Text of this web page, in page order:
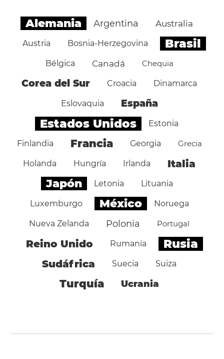
Alemania Argentina Australia
Austria Bosnia-Herzegovina Brasil
Bélgica Canadá Chequia
Corea del Sur Croacia Dinamarca
Eslovaquia España
Estados Unidos Estonia
Finlandia Francia Georgia Grecia
Holanda Hungría Irlanda Italia
Japón Letonia Lituania
Luxemburgo México Noruega
Nueva Zelanda Polonia Portugal
Reino Unido Rumanía Rusia
Sudáfrica Suecia Suiza
Turquía Ucrania